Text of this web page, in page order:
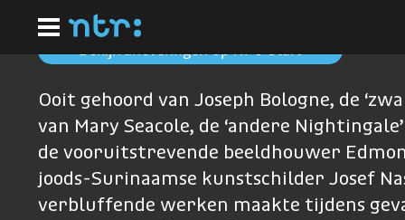
hoofdinhoud
Bekijk afleveringen op NPO Start
Ooit gehoord van Joseph Bologne, de
van Mary Seacole, de ‘andere
de vooruitstrevende beeldhouwer
joods-Surinaamse kunstschilder Josef
verbluffende werken maakte tijdens